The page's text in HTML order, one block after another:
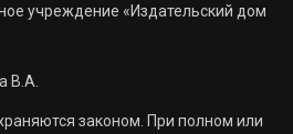
учреждение «Издательский дом
В.А.
законом. При полном или